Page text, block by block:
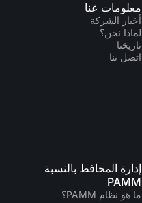
معلومات عنا
أخبار الشركة
لماذا نحن؟
تاريخنا
اتصل بنا
إدارة المحافظ بالنسبة
PAMM
ما هو نظام PAMM؟